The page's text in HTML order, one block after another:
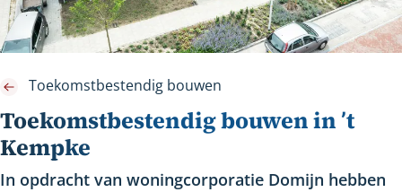
Toekomstbestendig bouwen in ’t
Kempke
Toekomstbestendig bouwen
In opdracht van woningcorporatie Domijn hebben